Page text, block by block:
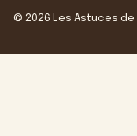
© 2026 Les Astuces de